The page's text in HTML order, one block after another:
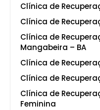
Clínica de
Clínica de
Clínica de
Mangabeira – BA
Clínica de
Clínica de
Clínica de
Feminina